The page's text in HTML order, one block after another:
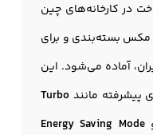
در کارخانه‌های چین
بسته‌بندی و برای
آماده می‌شود. این
پیشرفته مانند Turbo
Energy Saving Mode